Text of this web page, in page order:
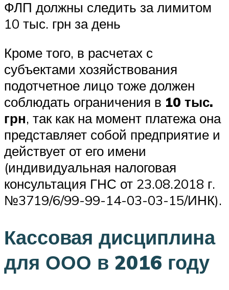
ФЛП должны следить за лимитом
10 тыс. грн за день
Кроме того, в расчетах с
субъектами хозяйствования
подотчетное лицо тоже должен
соблюдать ограничения в 10 тыс.
грн, так как на момент платежа она
представляет собой предприятие и
действует от его имени
(индивидуальная налоговая
консультация ГНС от 23.08.2018 г.
№3719/6/99-99-14-03-03-15/ИНК).
Кассовая дисциплина
для ООО в 2016 году